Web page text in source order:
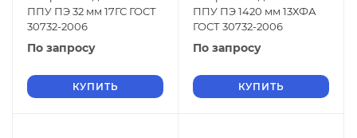
ППУ ПЭ 32 мм 17ГС ГОСТ
30732-2006
По запросу
КУПИТЬ
ППУ ПЭ 1420 мм 13ХФА
ГОСТ 30732-2006
По запросу
КУПИТЬ